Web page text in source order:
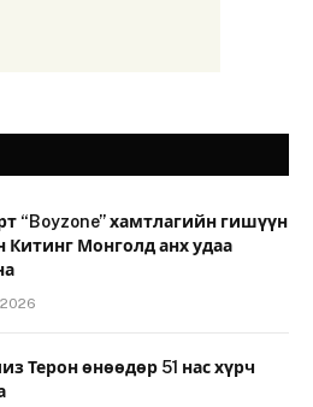
“Boyzone” хамтлагийн гишүүн
Китинг Монголд анх удаа
Терон өнөөдөр 51 нас хүрч